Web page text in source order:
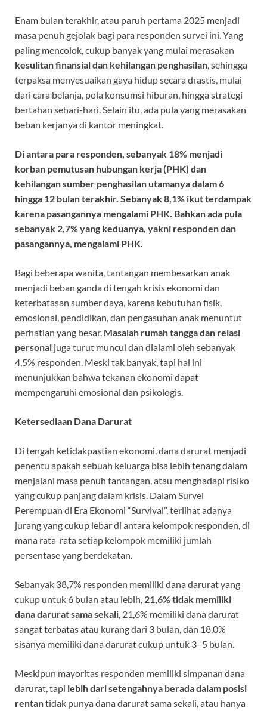
Enam bulan terakhir, atau paruh pertama 2025 menjadi
masa penuh gejolak bagi para responden survei ini. Yang
paling mencolok, cukup banyak yang mulai merasakan
kesulitan finansial dan kehilangan penghasilan , sehingga
terpaksa menyesuaikan gaya hidup secara drastis, mulai
dari cara belanja, pola konsumsi hiburan, hingga strategi
bertahan sehari-hari. Selain itu, ada pula yang merasakan
beban kerjanya di kantor meningkat.
Di antara para responden, sebanyak 18% menjadi
korban pemutusan hubungan kerja (PHK) dan
kehilangan sumber penghasilan utamanya dalam 6
hingga 12 bulan terakhir. Sebanyak 8,1% ikut terdampak
karena pasangannya mengalami PHK. Bahkan ada pula
sebanyak 2,7% yang keduanya, yakni responden dan
pasangannya, mengalami PHK.
Bagi beberapa wanita, tantangan membesarkan anak
menjadi beban ganda di tengah krisis ekonomi dan
keterbatasan sumber daya, karena kebutuhan fisik,
emosional, pendidikan, dan pengasuhan anak menuntut
perhatian yang besar. Masalah rumah tangga dan relasi
personal juga turut muncul dan dialami oleh sebanyak
4,5% responden. Meski tak banyak, tapi hal ini
menunjukkan bahwa tekanan ekonomi dapat
mempengaruhi emosional dan psikologis.
Ketersediaan Dana Darurat
Di tengah ketidakpastian ekonomi, dana darurat menjadi
penentu apakah sebuah keluarga bisa lebih tenang dalam
menjalani masa penuh tantangan, atau menghadapi risiko
yang cukup panjang dalam krisis. Dalam Survei
Perempuan di Era Ekonomi “Survival”, terlihat adanya
jurang yang cukup lebar di antara kelompok responden, di
mana rata-rata setiap kelompok memiliki jumlah
persentase yang berdekatan.
Sebanyak 38,7% responden memiliki dana darurat yang
cukup untuk 6 bulan atau lebih, 21,6% tidak memiliki
dana darurat sama sekali , 21,6% memiliki dana darurat
sangat terbatas atau kurang dari 3 bulan, dan 18,0%
sisanya memiliki dana darurat cukup untuk 3–5 bulan.
Meskipun mayoritas responden memiliki simpanan dana
darurat, tapi lebih dari setengahnya berada dalam posisi
rentantidak punya dana darurat sama sekali, atau hanya